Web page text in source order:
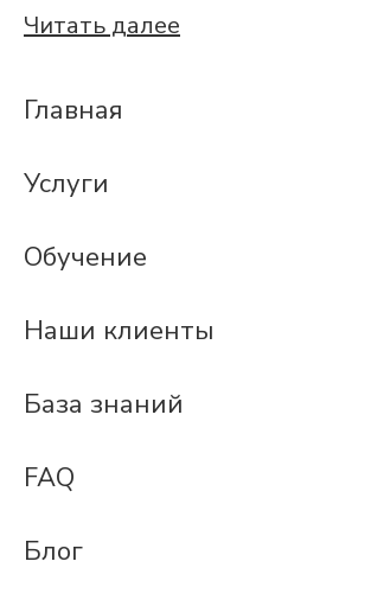
Главная
Услуги
Обучение
Наши клиенты
База знаний
FAQ
Блог
Читать далее